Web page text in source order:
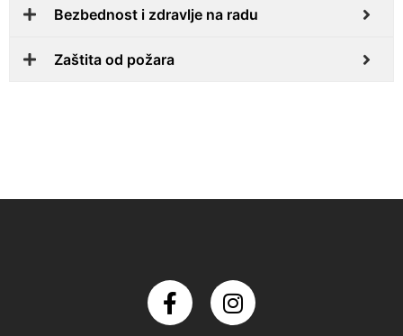
Bezbednost i zdravlje na radu
Zaštita od požara